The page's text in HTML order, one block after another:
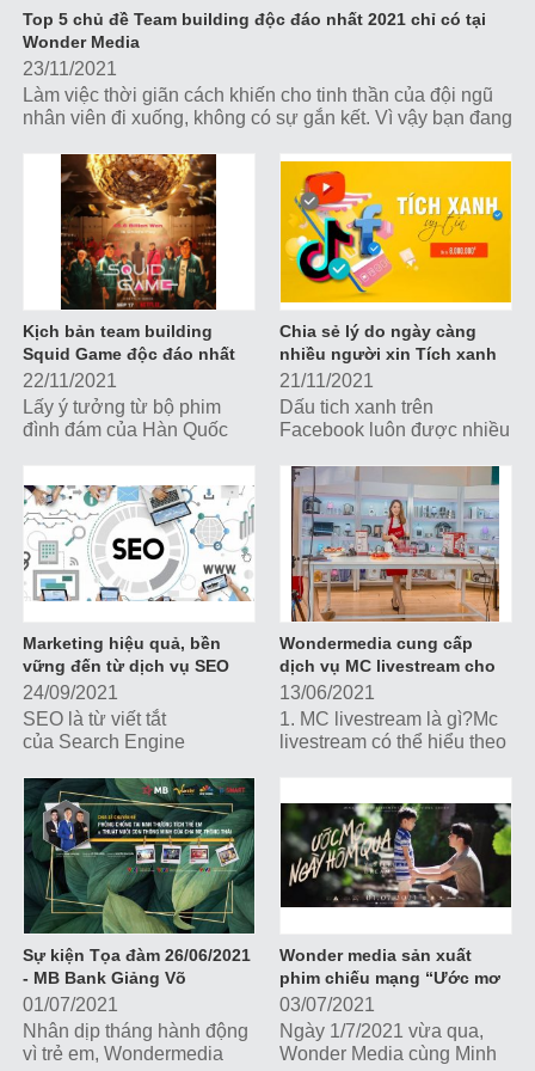
Top 5 chủ đề Team building độc đáo nhất 2021 chỉ có tại
Wonder Media
23/11/2021
Làm việc thời giãn cách khiến cho tinh thần của đội ngũ
nhân viên đi xuống, không có sự gắn kết. Vì vậy bạn đang
Kịch bản team building
Squid Game độc đáo nhất
2021
22/11/2021
Lấy ý tưởng từ bộ phim
đình đám của Hàn Quốc
building Squid game đang
trở thành chủ...
Chia sẻ lý do ngày càng
nhiều người xin Tích xanh
Facebook
21/11/2021
Dấu tich xanh trên
Facebook luôn được nhiều
những thương hiệu, người
nổi tiếng và cả những trang
cộng đồng hay...
Marketing hiệu quả, bền
vững đến từ dịch vụ SEO
của Wonder Media
24/09/2021
SEO là từ viết tắt
của Search Engine
công cụ tìm kiếm), là một
quy trình nâng cao thứ
hạng của website trên các
công cụ tìm kiếm giúp
người dùng có thể tìm thấy
trang web dễ dàng hơn
trên bảng kết quả tìm
kiếm. Dịch vụ SEO chính là
dịch vụ tối ưu hóa website
trên công cụ tìm kiếm nhằm
tăng thứ hạng của website
trên trang kết quả tìm kiếm
với những từ khóa mục
Wondermedia cung cấp
dịch vụ MC livestream cho
nhãn hàng gia dụng Masuto
13/06/2021
1. MC livestream là gì?Mc
livestream có thể hiểu theo
người hỗ trợ mẫu dẫn dắt...
Sự kiện Tọa đàm 26/06/2021
- MB Bank Giảng Võ
01/07/2021
Nhân dịp tháng hành động
vì trẻ em, Wondermedia
Wonder media sản xuất
phim chiếu mạng “Ước mơ
ngày hôm qua”
03/07/2021
Ngày 1/7/2021 vừa qua,
Wonder Media cùng Minh